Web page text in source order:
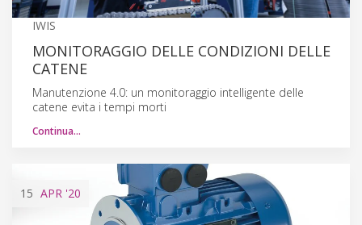
IWIS
MONITORAGGIO DELLE CONDIZIONI DELLE
CATENE
Manutenzione 4.0: un monitoraggio intelligente delle
catene evita i tempi morti
Continua…
15 APR '20